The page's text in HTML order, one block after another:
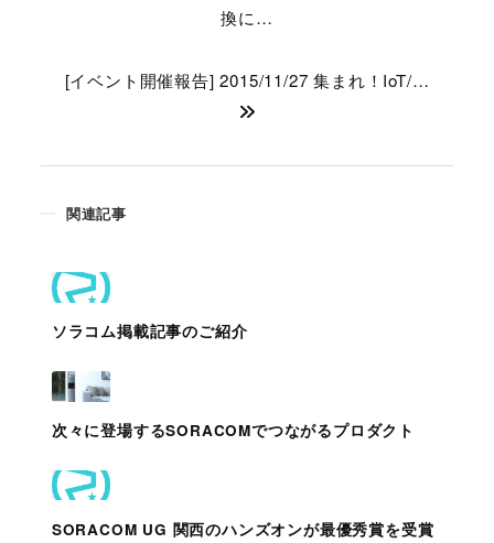
関連記事
ソラコム掲載記事のご紹介
次々に登場するSORACOMでつながるプロダクト
SORACOM UG 関西のハンズオンが最優秀賞を受賞
換に…
[イベント開催報告] 2015/11/27 集まれ！IoT/…